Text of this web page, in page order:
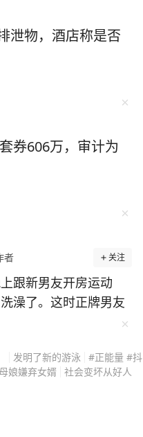
效预防乙肝的全新时
泄物，酒店称是否
券606万，审计为
者 关注
跟新男友开房运动
澡了。这时正牌男友
事发了。两个男的直
下就悲催了。 （新
发明了新的游泳 #正能量 #抖
娘嫌弃女婿 社会变坏从好人